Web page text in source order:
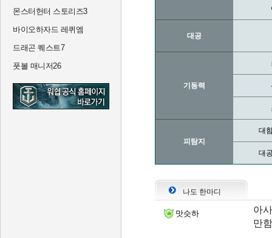
몬스터헌터 스토리즈3
바이오하자드 레퀴엠
드래곤 퀘스트7
풋볼 매니저26
대공
기동력
피탐지
대
대
나도 한마디
맛슷하
아
만함